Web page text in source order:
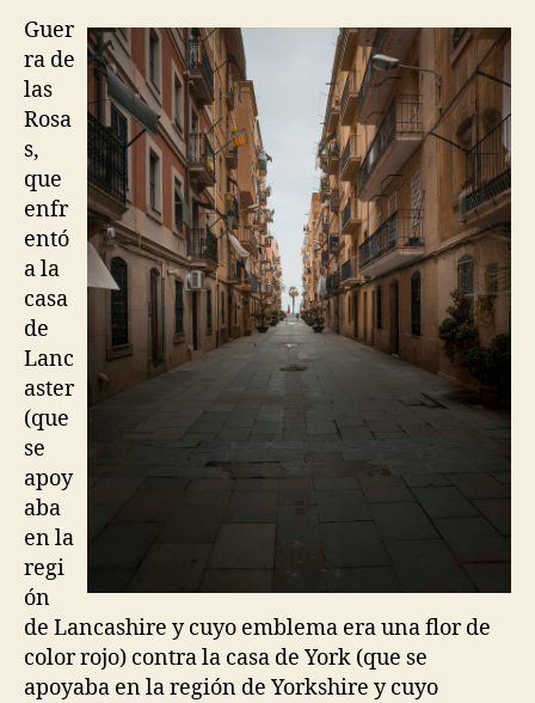
entrada
entrada
Guer
ra de
las
Rosa
s,
que
enfr
entó
a la
casa
de
Lanc
aster
(que
se
apoy
aba
en la
regi
ón
de Lancashire y cuyo emblema era una flor de
color rojo) contra la casa de York (que se
apoyaba en la región de Yorkshire y cuyo